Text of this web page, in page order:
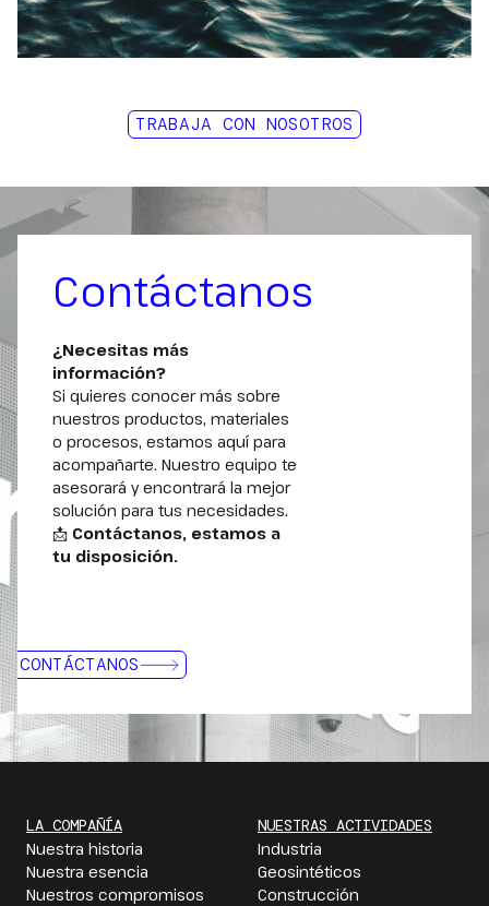
TRABAJA CON NOSOTROS
*
Contáctanos
¿Necesitas más
información?
Si quieres conocer más sobre
nuestros productos, materiales
o procesos, estamos aquí para
acompañarte. Nuestro equipo te
asesorará y encontrará la mejor
solución para tus necesidades.
📩 Contáctanos, estamos a
tu disposición.
CONTÁCTANOS
LA COMPAÑÍA
Nuestra historia
Nuestra esencia
Nuestros compromisos
NUESTRAS ACTIVIDADES
Industria
Geosintéticos
Construcción